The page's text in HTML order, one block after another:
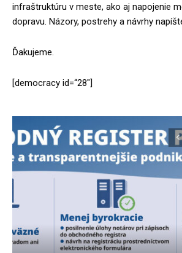
infraštruktúru v meste, ako aj napojenie
dopravu. Názory, postrehy a návrhy
Ďakujeme.
[democracy id=“28″]